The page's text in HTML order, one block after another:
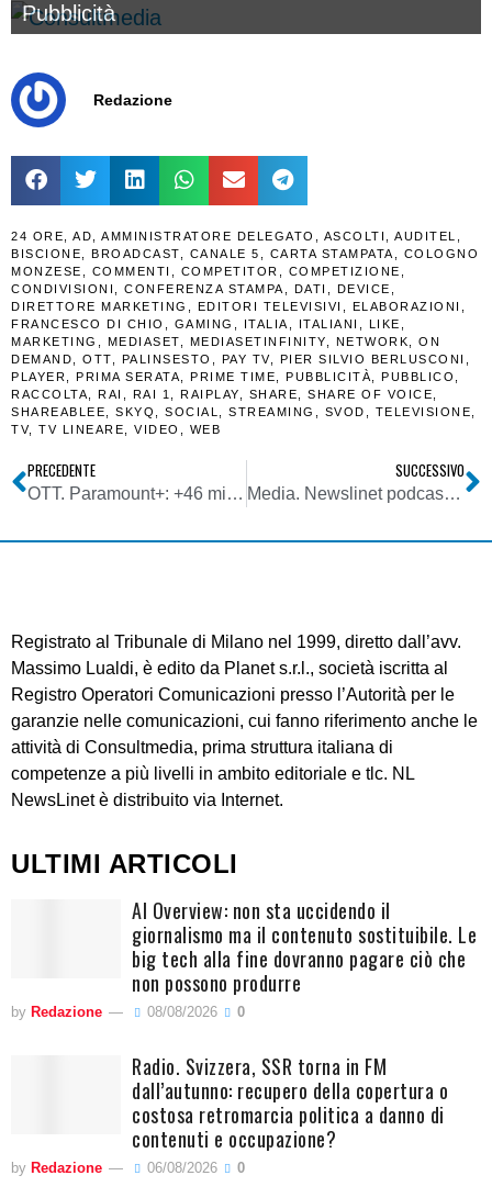
Pubblicità
Redazione
24 ORE AD AMMINISTRATORE DELEGATO ASCOLTI AUDITEL
BISCIONE
BROADCAST CANALE 5 CARTA STAMPATA
COLOGNO
MONZESE
COMMENTI COMPETITOR COMPETIZIONE
CONDIVISIONI
CONFERENZA STAMPA DATI DEVICE
DIRETTORE MARKETING
EDITORI TELEVISIVI ELABORAZIONI
FRANCESCO DI CHIO
GAMING ITALIA ITALIANI LIKE
MARKETING
MEDIASET MEDIASETINFINITY NETWORK
ON
DEMAND
OTT PALINSESTO PAY TV, PIER SILVIO BERLUSCONI
PLAYER
PRIMA SERATA PRIME TIME PUBBLICITÀ PUBBLICO
RACCOLTA
RAI RAI 1 RAIPLAY SHARE SHARE OF VOICE
SHAREABLEE
SKYQ SOCIAL STREAMING SVOD TELEVISIONE
TV, TV LINEARE VIDEO WEB
PRECEDENTE
OTT. Paramount+: +46 milioni di abbonati, -46% del valore del gruppo in borsa
SUCCESSIVO
Media. Newslinet podcast puntata del 16/11/2022: ascolta le notizie della settimana di NL
Registrato al Tribunale di Milano nel 1999, diretto dall’avv.
Massimo Lualdi, è edito da Planet s.r.l., società iscritta al
Registro Operatori Comunicazioni presso l’Autorità per le
garanzie nelle comunicazioni, cui fanno riferimento anche le
attività di Consultmedia, prima struttura italiana di
competenze a più livelli in ambito editoriale e tlc. NL
NewsLinet è distribuito via Internet.
ULTIMI ARTICOLI
AI Overview: non sta uccidendo il
giornalismo ma il contenuto sostituibile. Le
big tech alla fine dovranno pagare ciò che
non possono produrre
by Redazione 08/08/2026 0
Radio. Svizzera, SSR torna in FM
dall’autunno: recupero della copertura o
costosa retromarcia politica a danno di
contenuti e occupazione?
by Redazione 06/08/2026 0